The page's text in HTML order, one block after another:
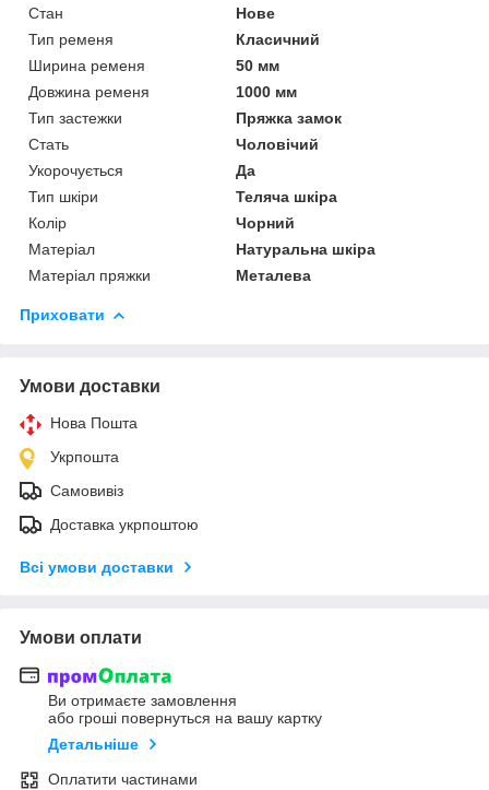
Стан
Нове
Тип ременя
Класичний
Ширина ременя
50 мм
Довжина ременя
1000 мм
Тип застежки
Пряжка замок
Стать
Чоловічий
Укорочується
Да
Тип шкіри
Теляча шкіра
Колір
Чорний
Матеріал
Натуральна шкіра
Матеріал пряжки
Металева
Приховати
Умови доставки
Нова Пошта
Укрпошта
Самовивіз
Доставка укрпоштою
Всі умови доставки
Умови оплати
Ви отримаєте замовлення
або гроші повернуться на вашу картку
Детальніше
Оплатити частинами